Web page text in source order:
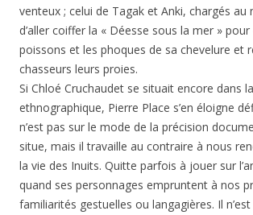
venteux ; celui de Tagak et Anki, chargés au
d’aller coiffer la « Déesse sous la mer » pour
poissons et les phoques de sa chevelure et
chasseurs leurs proies.
Si Chloé Cruchaudet se situait encore dans
ethnographique, Pierre Place s’en éloigne
n’est pas sur le mode de la précision
situe, mais il travaille au contraire à nous
la vie des Inuits. Quitte parfois à jouer sur
quand ses personnages empruntent à nos
familiarités gestuelles ou langagières. Il